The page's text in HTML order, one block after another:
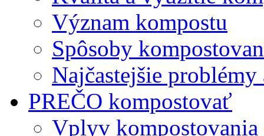
Význam kompostu
Spôsoby
Najčastejšie problémy
PREČO kompostovať
Vplyv kompostovania